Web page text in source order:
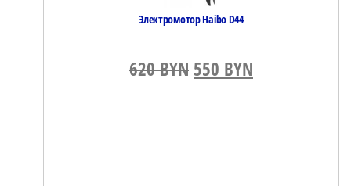
Электромотор Haibo D44
620BYN Первоначальная
550 BYN